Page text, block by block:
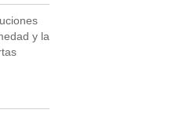
y la